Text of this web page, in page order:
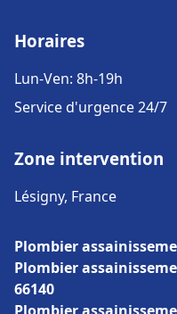
Horaires
Lun-Ven: 8h-19h
Service d'urgence 24/7
Zone intervention
Lésigny, France
Plombier
Plombier
66140